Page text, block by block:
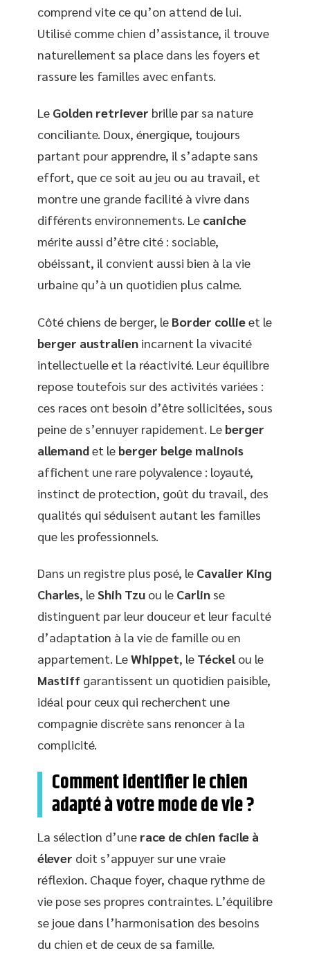
comprend vite ce qu’on attend de lui.
Utilisé comme chien d’assistance, il trouve
naturellement sa place dans les foyers et
rassure les familles avec enfants.
Le Golden retriever brille par sa nature
conciliante. Doux, énergique, toujours
partant pour apprendre, il s’adapte sans
effort, que ce soit au jeu ou au travail, et
montre une grande facilité à vivre dans
différents environnements. Le caniche
mérite aussi d’être cité : sociable,
obéissant, il convient aussi bien à la vie
urbaine qu’à un quotidien plus calme.
Côté chiens de berger, le Border collieet le
berger australien incarnent la vivacité
intellectuelle et la réactivité. Leur équilibre
repose toutefois sur des activités variées :
ces races ont besoin d’être sollicitées, sous
peine de s’ennuyer rapidement. Le berger
allemandet le berger belge malinois
affichent une rare polyvalence : loyauté,
instinct de protection, goût du travail, des
qualités qui séduisent autant les familles
que les professionnels.
Dans un registre plus posé, le Cavalier King
Charles, leShih Tzu ou le Carlin se
distinguent par leur douceur et leur faculté
d’adaptation à la vie de famille ou en
appartement. LeWhippet, le Téckelou le
Mastiff garantissent un quotidien paisible,
idéal pour ceux qui recherchent une
compagnie discrète sans renoncer à la
complicité.
Comment identifier le chien
adapté à votre mode de vie ?
La sélection d’une race de chien facile à
élever doit s’appuyer sur une vraie
réflexion. Chaque foyer, chaque rythme de
vie pose ses propres contraintes. L’équilibre
se joue dans l’harmonisation des besoins
du chien et de ceux de sa famille.